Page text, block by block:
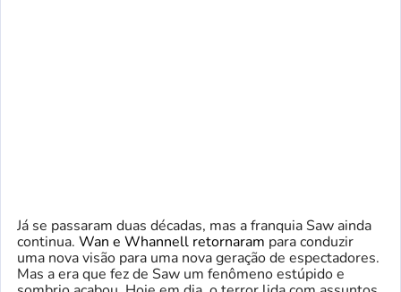
Já se passaram duas décadas, mas a franquia Saw ainda
continua. Wan e Whannell retornaram para conduzir
uma nova visão para uma nova geração de espectadores.
Mas a era que fez de Saw um fenômeno estúpido e